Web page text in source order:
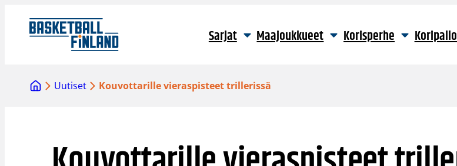
sisältöön
Sarjat Maajoukkueet Korisperhe
Uutiset Kouvottarille vieraspisteet trillerissä